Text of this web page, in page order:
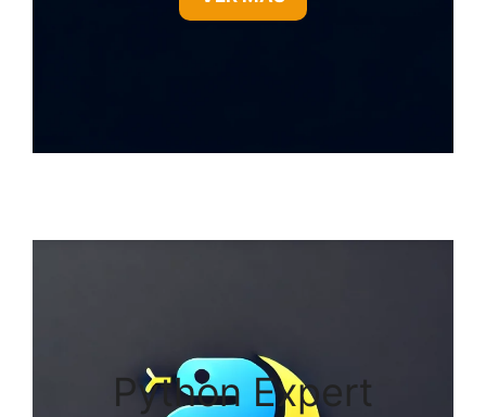
Python Expert